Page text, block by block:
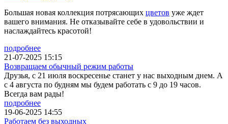
Большая новая коллекция потрясающих цветов уже ждет
вашего внимания. Не отказывайте себе в удовольствии и
наслаждайтесь красотой!
подробнее
21-07-2025 15:15
Возвращаем обычный режим работы
Друзья, с 21 июля воскресенье станет у нас выходным днем. А
с 4 августа по будням мы будем работать с 9 до 19 часов.
Всегда вам рады!
подробнее
19-06-2025 14:55
Работаем без выходных